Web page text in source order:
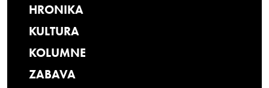
HRONIKA
KULTURA
KOLUMNE
ZABAVA